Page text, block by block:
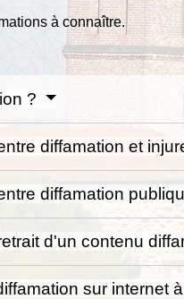
à connaître.
?
diffamation et
diffamation
d'un contenu
sur internet